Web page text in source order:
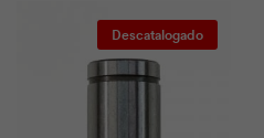
Descatalogado